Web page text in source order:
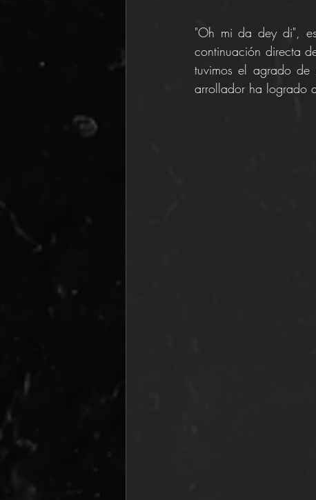
"Oh mi da dey di",
continuación directa
tuvimos el agrado
arrollador ha logrado